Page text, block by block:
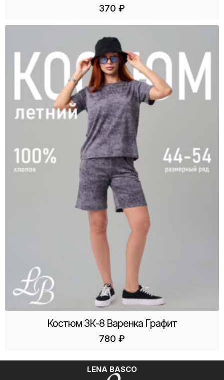
370 ₽
Костюм ЗК-8 Варенка Графит
780 ₽
LENA BASCO